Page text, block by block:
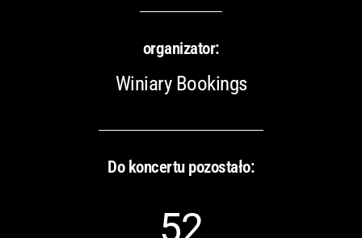
organizator:
Winiary Bookings
Do koncertu pozostało:
52